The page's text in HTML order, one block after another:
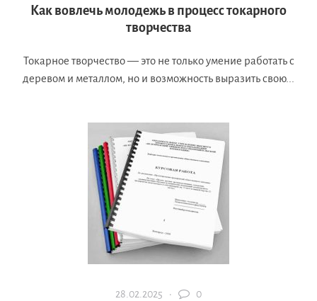
Как вовлечь молодежь в процесс токарного
творчества
Токарное творчество — это не только умение работать с
деревом и металлом, но и возможность выразить свою...
28.02.2025 · 0